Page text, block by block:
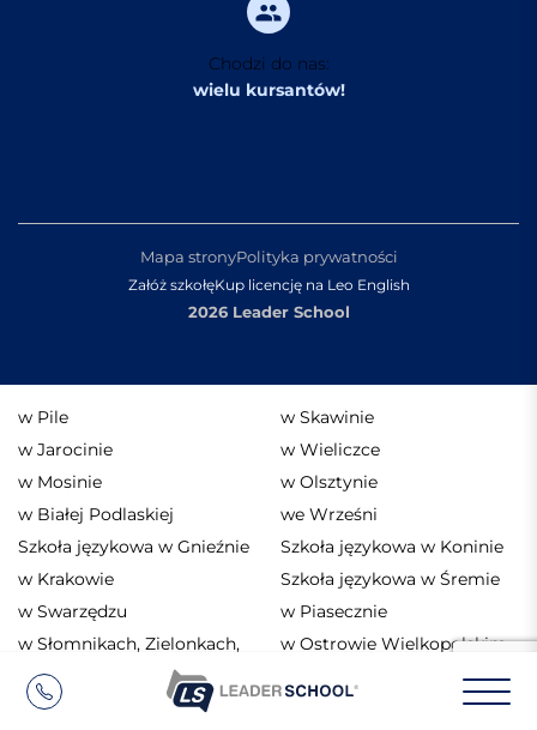
Chodzi do nas:
wielu kursantów!
2026 Leader School
Załóż szkołęKup licencję na Leo English
Mapa stronyPolityka prywatności
w Pile
w Skawinie
w Jarocinie
w Wieliczce
w Mosinie
w Olsztynie
w Białej Podlaskiej
we Wrześni
Szkoła językowa w Gnieźnie
Szkoła językowa w Koninie
w Krakowie
Szkoła językowa w Śremie
w Swarzędzu
w Piasecznie
w Słomnikach, Zielonkach,
Luborzycy i Iwanowicach
Włościańskich
w Ostrowie Wielkopolskim